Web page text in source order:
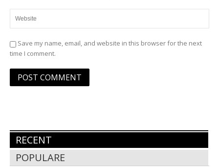
Save my name, email, and website in this browser for the next
time I comment.
RECENT
POPULARE